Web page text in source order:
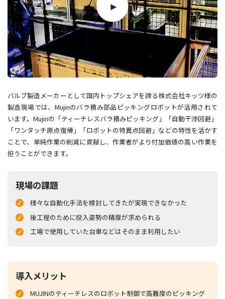
バルブ製造メーカーとして国内トップシェアを誇る株式会社キッツ様の
製造現場では、Mujinのバラ積み部品ピッキングロボットが活用されて
います。Mujinの「ティーチレスバラ積みピッキング」「自動干渉回避」
「ワンタッチ原点復帰」「ロボットの特異点回避」などの特性を活かす
ことで、単純作業の削減に貢献し、作業者がより付加価値の高い作業を
担うことができます。
現場の課題
様々な自動化手法を検討してきたが実現できなかった
後工程のために投入姿勢の精度が求められる
工場で使用していた台車などはそのまま利用したい
導入メリット
MUJINのティーチレスのロボット制御で高難度のピッキング